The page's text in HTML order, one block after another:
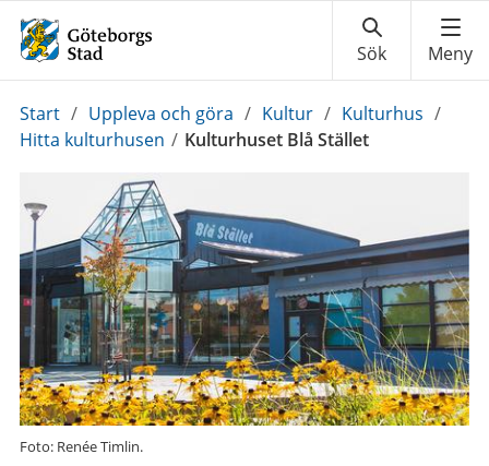
Du
är
Start / Uppleva och göra / Kultur / Kulturhus /
Hitta kulturhusen / Kulturhuset Blå Stället
Foto: Renée Timlin.